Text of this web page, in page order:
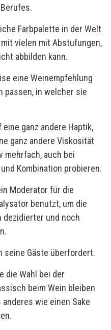
Farbpalette in der Welt
vielen mit Abstufungen,
abbilden kann.
eine Weinempfehlung
passen, in welcher sie
ganz andere Haptik,
ganz andere Viskosität
mehrfach, auch bei
Kombination probieren.
Moderator für die
benutzt, um die
dezidierter und noch
seine Gäste überfordert.
die Wahl bei der
beim Wein bleiben
wie einen Sake